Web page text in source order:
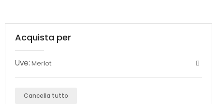
Acquista per
Uve: Merlot
Cancella tutto